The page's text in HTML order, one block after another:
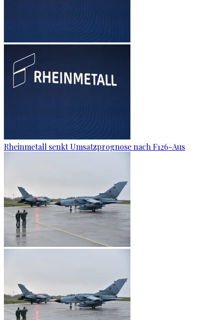
Rheinmetall senkt Umsatzprognose nach F126-Aus